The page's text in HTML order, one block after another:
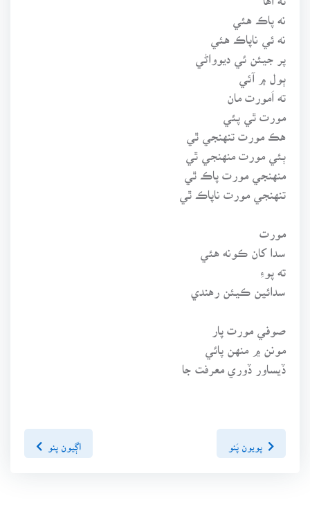
نه پاڪ هئي
نه ئي ناپاڪ هئي
پر جيئن ئي ديوواڻي
ٻول ۾ آئي
ته اَمورت مان
مورت ٿي پئي
هڪ مورت تنهنجي ٿي
ٻئي مورت منهنجي ٿي
منهنجي مورت پاڪ ٿي
تنهنجي مورت ناپاڪ ٿي
سدا کان ڪونه هئي
سدائين ڪيئن رهندي
صوفي مورت پار
مونن ۾ منهن پائي
ڏيساور ڏوري معرفت جا
پويون پَنو اڳيون پنو